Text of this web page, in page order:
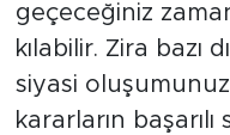
geçeceğiniz
kılabilir. Zira bazı
siyasi
kararların